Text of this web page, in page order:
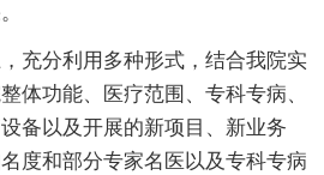
分利用多种形式，结合我院实
体功能、医疗范围、专科专病、
备以及开展的新项目、新业务
度和部分专家名医以及专科专病